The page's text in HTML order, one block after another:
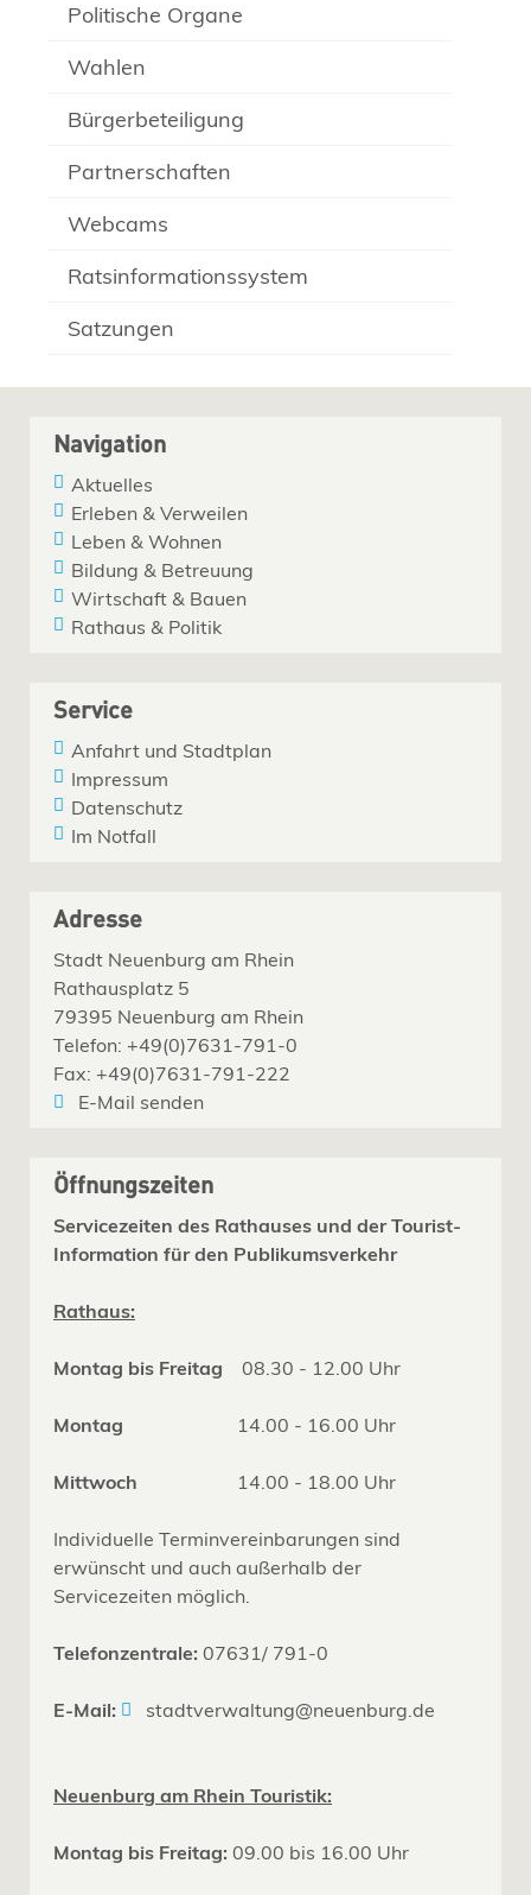
Politische Organe
Wahlen
Bürgerbeteiligung
Partnerschaften
Webcams
Ratsinformationssystem
Satzungen
Navigation
Aktuelles
Erleben & Verweilen
Leben & Wohnen
Bildung & Betreuung
Wirtschaft & Bauen
Rathaus & Politik
Service
Anfahrt und Stadtplan
Impressum
Datenschutz
Im Notfall
Adresse
Stadt Neuenburg am Rhein
Rathausplatz 5
79395 Neuenburg am Rhein
Telefon: +49(0)7631-791-0
Fax: +49(0)7631-791-222
E-Mail senden
Öffnungszeiten
Servicezeiten des Rathauses und der Tourist-
Information für den Publikumsverkehr
Rathaus:
Montag bis Freitag 08.30 - 12.00 Uhr
Montag 14.00 - 16.00 Uhr
Mittwoch 14.00 - 18.00 Uhr
Individuelle Terminvereinbarungen sind
erwünscht und auch außerhalb der
Servicezeiten möglich.
Telefonzentrale: 07631/ 791-0
E-Mail: stadtverwaltung@neuenburg.de
Neuenburg am Rhein Touristik:
Montag bis Freitag: 09.00 bis 16.00 Uhr